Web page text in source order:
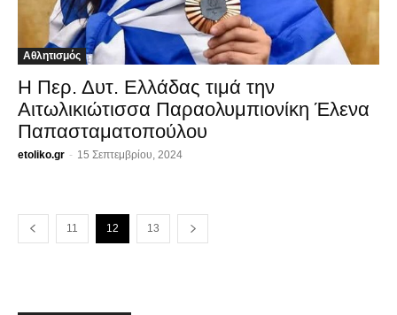
Αθλητισμός
Η Περ. Δυτ. Ελλάδας τιμά την
Αιτωλικιώτισσα Παραολυμπιονίκη Έλενα
Παπασταματοπούλου
etoliko.gr - 15 Σεπτεμβρίου, 2024
11 12 13